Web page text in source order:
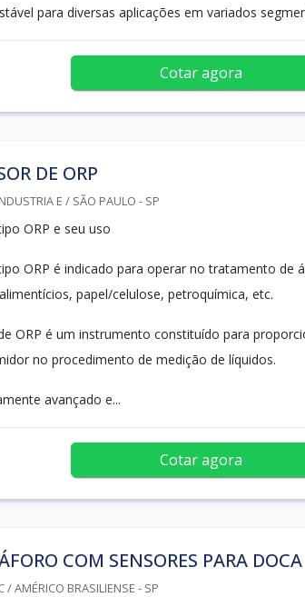
para diversas aplicações em variados
Cotar agora
DE ORP
E / SÃO PAULO - SP
ORP e seu uso
ORP é indicado para operar no tratamento de
papel/celulose, petroquímica, etc.
ORP é um instrumento constituído para
no procedimento de medição de líquidos.
avançado e...
Cotar agora
COM SENSORES PARA DOCA
/ AMÉRICO BRASILIENSE - SP